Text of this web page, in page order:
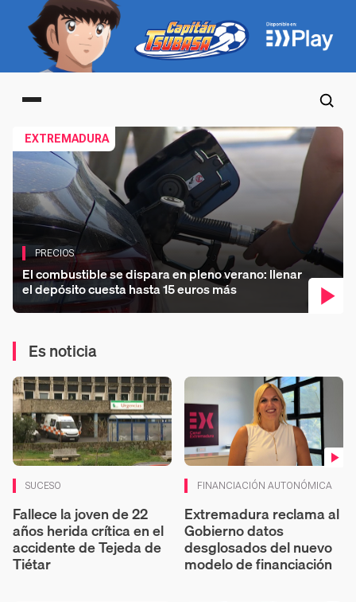
Main menu
EXTREMADURA
PRECIOS
El combustible se dispara en pleno verano: llenar
el depósito cuesta hasta 15 euros más
Es noticia
SUCESO
Fallece la joven de 22
años herida crítica en el
accidente de Tejeda de
Tiétar
FINANCIACIÓN AUTONÓMICA
Extremadura reclama al
Gobierno datos
desglosados del nuevo
modelo de financiación